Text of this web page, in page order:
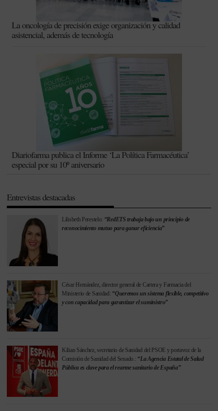
La oncología de precisión exige organización y calidad
asistencial, además de tecnología
Diariofarma publica el Informe ‘La Política Farmacéutica’
especial por su 10º aniversario
Entrevistas destacadas
Lilisbeth Perestelo: “RedETS trabaja bajo un principio de
reconocimiento mutuo para ganar eficiencia”
César Hernández, director general de Cartera y Farmacia del
Ministerio de Sanidad: “Queremos un sistema flexible, competitivo
y con capacidad para garantizar el suministro”
Kilian Sánchez, secretario de Sanidad del PSOE y portavoz de la
Comisión de Sanidad del Senado.: “La Agencia Estatal de Salud
Pública es clave para el rearme sanitario de España”